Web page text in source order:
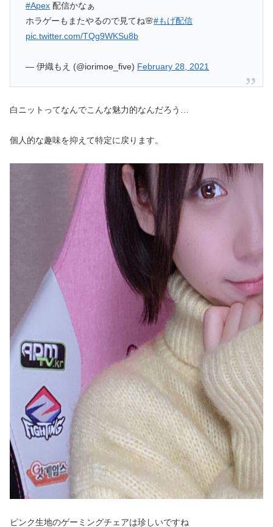
#Apex 配信かなぁ
ホラゲーもまたやるので見てね🌸#もげ配信
pic.twitter.com/TQg9WKSu8b
— 伊織もえ (@iorimoe_five) February 28, 2021
白ニットってなんでこんな魅力的なんだろう…
個人的な趣味を抑えて特定に戻ります。
ピンク生地のゲーミングチェアは珍しいですね